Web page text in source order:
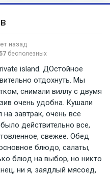
назад
57 бесполезных
island. ДОстойное
отдохнуть. Мы
снимали виллу с двумя
очень удобна. Кушали
завтрак, очень все
действительно все,
свежее. Обед
блюдо, салаты,
блюд на выбор, но никто
ни я, заядлый мясоед,